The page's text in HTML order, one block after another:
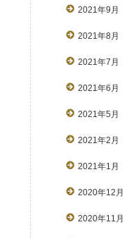
2021年9月
2021年8月
2021年7月
2021年6月
2021年5月
2021年2月
2021年1月
2020年12月
2020年11月